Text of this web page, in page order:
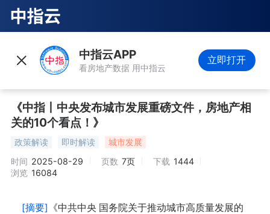
中指云APP
看房地产数据 用中指云
立即打开
《中指丨中央发布城市发展重磅文件，房地产相
关的10个看点！》
政策解读 即时解读
城市发展
时间 2025-08-29 页数 7页 下载 1444
浏览 16084
[摘要] 《中共中央 国务院关于推动城市高质量发展的